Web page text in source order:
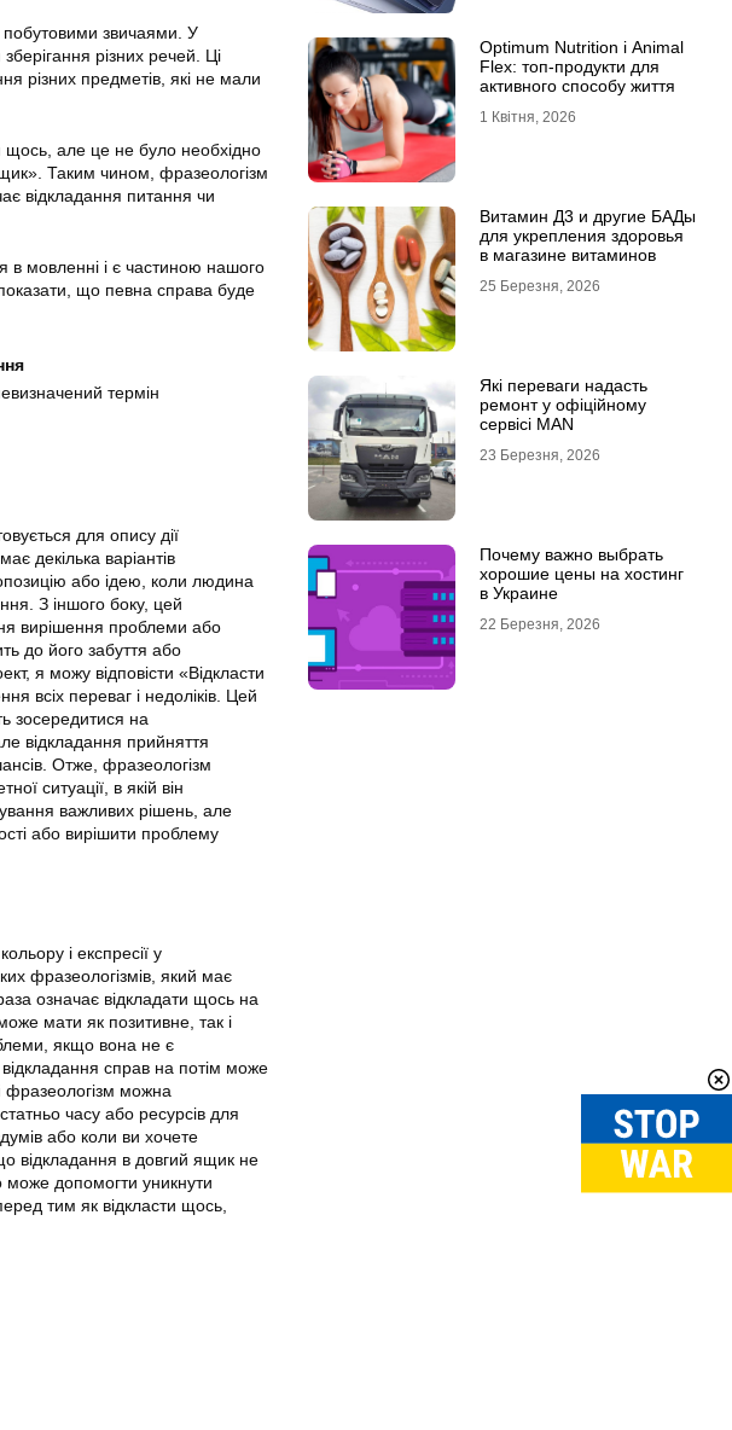
побутовими звичаями. У
різних речей. Ці
різних предметів, які не мали
щось, але це не було необхідно
Таким чином, фразеологізм
відкладання питання чи
в мовленні і є частиною нашого
що певна справа буде
термін
для опису дії
декілька варіантів
або ідею, коли людина
З іншого боку, цей
вирішення проблеми або
до його забуття або
я можу відповісти «Відкласти
всіх переваг і недоліків. Цей
зосередитися на
відкладання прийняття
Отже, фразеологізм
ситуації, в якій він
важливих рішень, але
або вирішити проблему
і експресії у
фразеологізмів, який має
означає відкладати щось на
мати як позитивне, так і
якщо вона не є
справ на потім може
фразеологізм можна
часу або ресурсів для
або коли ви хочете
відкладання в довгий ящик не
допомогти уникнути
тим як відкласти щось,
Optimum Nutrition і Animal
Flex: топ-продукти для
активного способу життя
1 Квітня, 2026
Витамин Д3 и другие БАДы
для укрепления здоровья
в магазине витаминов
25 Березня, 2026
Які переваги надасть
ремонт у офіційному
сервісі MAN
23 Березня, 2026
Почему важно выбрать
хорошие цены на хостинг
в Украине
22 Березня, 2026